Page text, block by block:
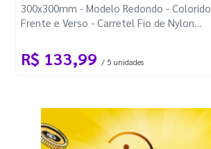
300x300mm - Modelo Redondo - Colorido
Frente e Verso - Carretel Fio de Nylon
R$ 133,99 / 5 unidades